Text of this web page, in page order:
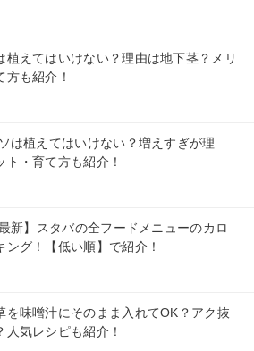
植えてはいけない？理由は地下茎？メリ
方も紹介！
は植えてはいけない？増えすぎが理
ト・育て方も紹介！
新】スタバの全フードメニューのカロ
ング！【低い順】で紹介！
を味噌汁にそのまま入れてOK？アク抜
人気レシピも紹介！